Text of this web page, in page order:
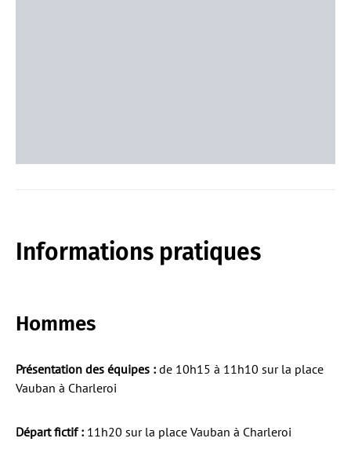
Informations pratiques
Hommes
Présentation des équipes : de 10h15 à 11h10 sur la place
Vauban à Charleroi
Départ fictif : 11h20 sur la place Vauban à Charleroi